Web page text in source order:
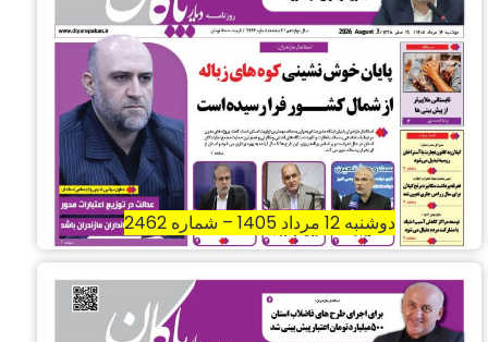
دوشنبه 12 مرداد 1405 – شماره 2462